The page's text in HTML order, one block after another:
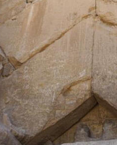
(177) 生命農学研究科 (116)
情報学研究科 (47) 植物
会創造機構 (22) 宇宙 (21)